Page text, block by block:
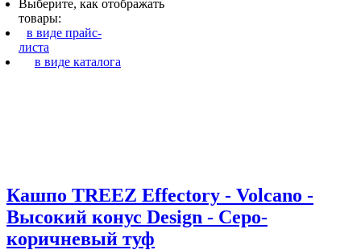
Выберите, как отображать
товары:
в виде прайс-
листа
в виде каталога
Кашпо TREEZ Effectory - Volcano -
Высокий конус Design - Серо-
коричневый туф